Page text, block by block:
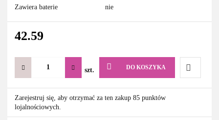
Zawiera baterie nie
42.59
szt. DO KOSZYKA
Do
Zarejestruj się, aby otrzymać za ten zakup 85 punktów
lojalnościowych.